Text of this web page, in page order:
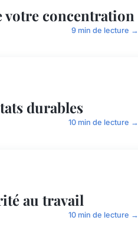
votre concentration
9 min de lecture →
durables
10 min de lecture →
au travail
10 min de lecture →